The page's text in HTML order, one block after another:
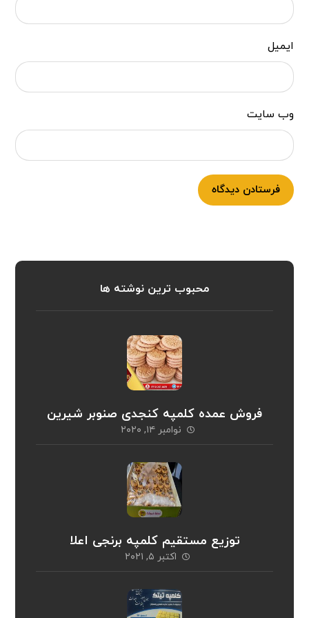
ایمیل
وب‌ سایت
فرستادن دیدگاه
محبوب ترین نوشته ها
فروش عمده کلمپه کنجدی صنوبر شیرین
نوامبر ۱۴, ۲۰۲۰
توزیع مستقیم کلمپه برنجی اعلا
اکتبر ۵, ۲۰۲۱